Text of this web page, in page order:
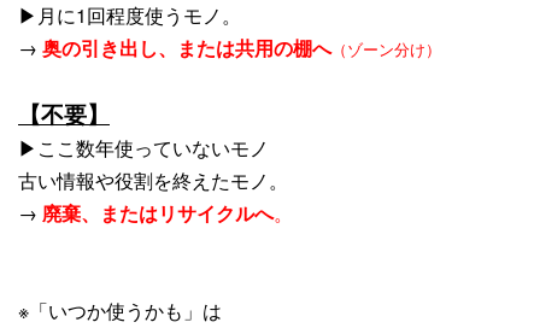
▶月に1回程度使うモノ。
→ 奥の引き出し、または共用の棚へ（ゾーン分け）
【不要】
▶ここ数年使っていないモノ
古い情報や役割を終えたモノ。
→ 廃棄、またはリサイクルへ。
※「いつか使うかも」は